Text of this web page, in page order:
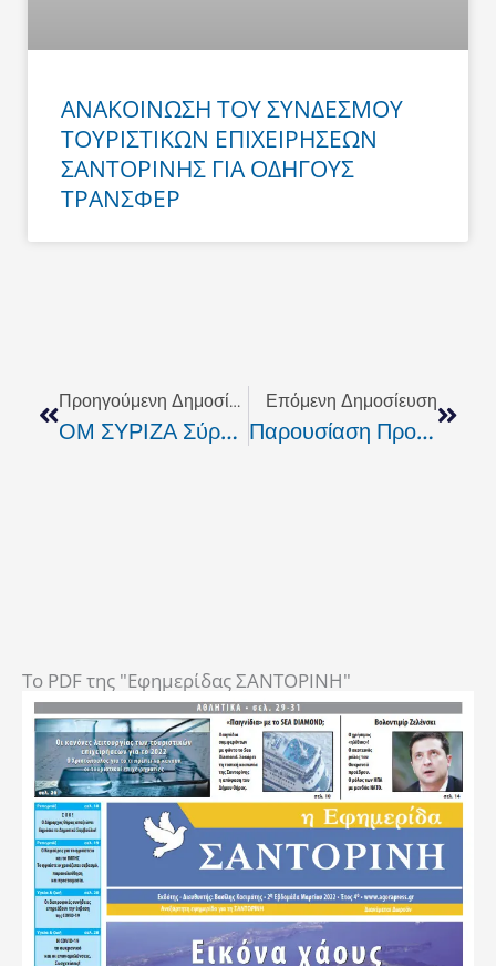
ΑΝΑΚΟΙΝΩΣΗ ΤΟΥ ΣΥΝΔΕΣΜΟΥ
ΤΟΥΡΙΣΤΙΚΩΝ ΕΠΙΧΕΙΡΗΣΕΩΝ
ΣΑΝΤΟΡΙΝΗΣ ΓΙΑ ΟΔΗΓΟΥΣ
ΤΡΑΝΣΦΕΡ
Προηγούμενη Δημοσίευση
ΟΜ ΣΥΡΙΖΑ Σύρου: Την Κυριακή 17 Σεπτεμβρίου Οι Εκλογές Για Την Ανάδειξη Προέδρου
Επόμενη Δημοσίευση
Παρουσίαση Προγράμματος Θηραϊκής Πολιτείας Για Τα Απορρίμματα
To PDF της "Εφημερίδας ΣΑΝΤΟΡΙΝΗ"